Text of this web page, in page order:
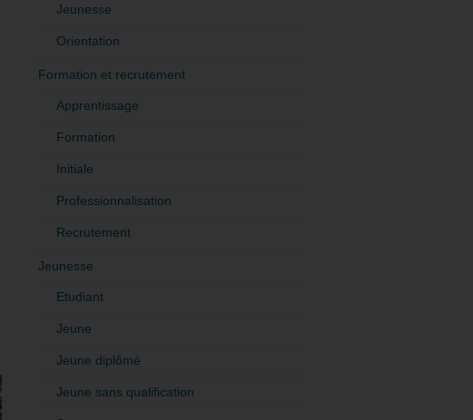
Jeunesse
Orientation
Formation et recrutement
Apprentissage
Formation
Initiale
Professionnalisation
Recrutement
Jeunesse
Etudiant
Jeune
Jeune diplômé
Jeune sans qualification